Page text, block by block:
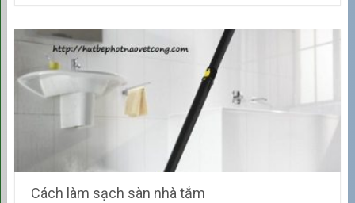
Cách làm sạch sàn nhà tắm